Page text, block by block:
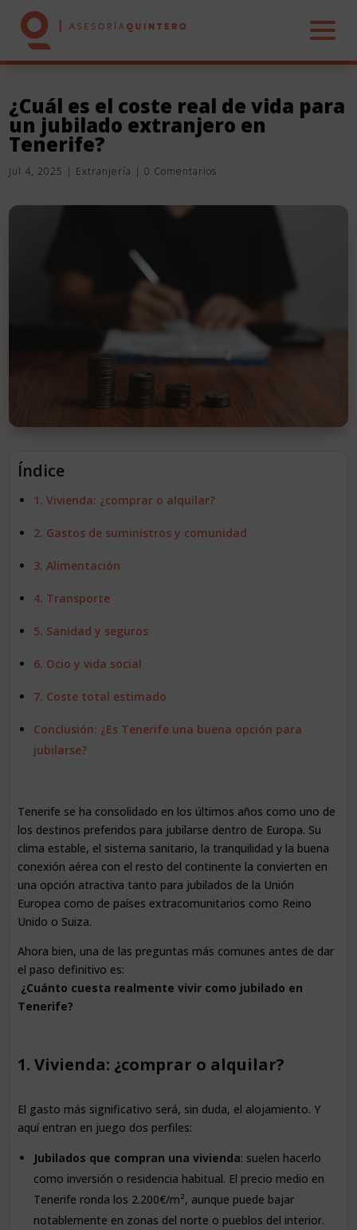
INICIO
NOSOTROS
CONTABLE
EXTRANJERÍA
INMOBILIARIA
¿Cuál es el coste real de vida para
un jubilado extranjero en
Tenerife?
Jul 4, 2025 | Extranjería |0 Comentarios
Índice
1. Vivienda: ¿comprar o alquilar?
2. Gastos de suministros y comunidad
3. Alimentación
4. Transporte
5. Sanidad y seguros
6. Ocio y vida social
7. Coste total estimado
Conclusión: ¿Es Tenerife una buena opción para
jubilarse?
Tenerife se ha consolidado en los últimos años como uno de
los destinos preferidos para jubilarse dentro de Europa. Su
clima estable, el sistema sanitario, la tranquilidad y la buena
conexión aérea con el resto del continente la convierten en
una opción atractiva tanto para jubilados de la Unión
Europea como de países extracomunitarios como Reino
Unido o Suiza.
Ahora bien, una de las preguntas más comunes antes de dar
el paso definitivo es:
¿Cuánto cuesta realmente vivir como jubilado en
Tenerife?
1. Vivienda: ¿comprar o alquilar?
El gasto más significativo será, sin duda, el alojamiento. Y
aquí entran en juego dos perfiles:
Jubilados que compran una vivienda: suelen hacerlo
como inversión o residencia habitual. El precio medio en
Tenerife ronda los 2.200€/m², aunque puede bajar
notablemente en zonas del norte o pueblos del interior.